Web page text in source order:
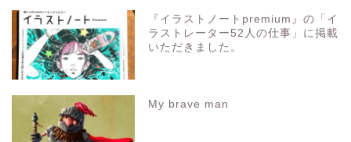
『イラストノートpremium』の「イ
ラストレーター52人の仕事」に掲載
いただきました。
My brave man